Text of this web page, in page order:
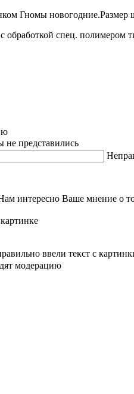
Гномы новогодние.Размер
обработкой спец. полимером
не представились
интересно Ваше мнение о
ввели текст с
модерацию